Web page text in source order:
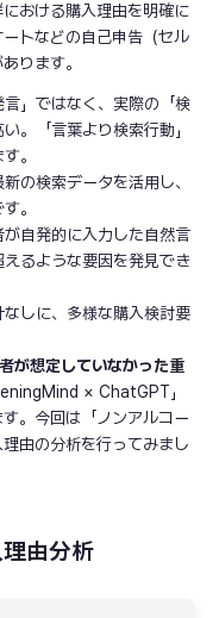
おける購入理由を明確に
トなどの自己申告（セル
ります。
」ではなく、実際の「検
。「言葉より検索行動」
。
新の検索データを活用し、
。
が自発的に入力した自然言
るような要因を発見でき
なしに、多様な購入検討要
が想定していなかった重
× ChatGPT」
。今回は「ノンアルコー
由の分析を行ってみまし
由分析